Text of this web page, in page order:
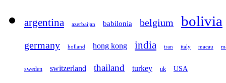
argentina azerbaijan babilonia belgium bolivia
germany holland hong kong india iran italy macau
sweden switzerland thailand turkey uk USA